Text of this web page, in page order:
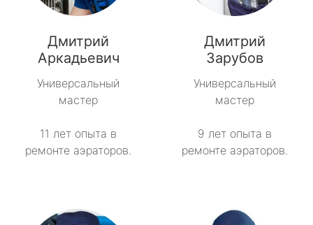
Дмитрий
Аркадьевич
Универсальный
мастер
11 лет опыта в
ремонте аэраторов.
Дмитрий
Зарубов
Универсальный
мастер
9 лет опыта в
ремонте аэраторов.